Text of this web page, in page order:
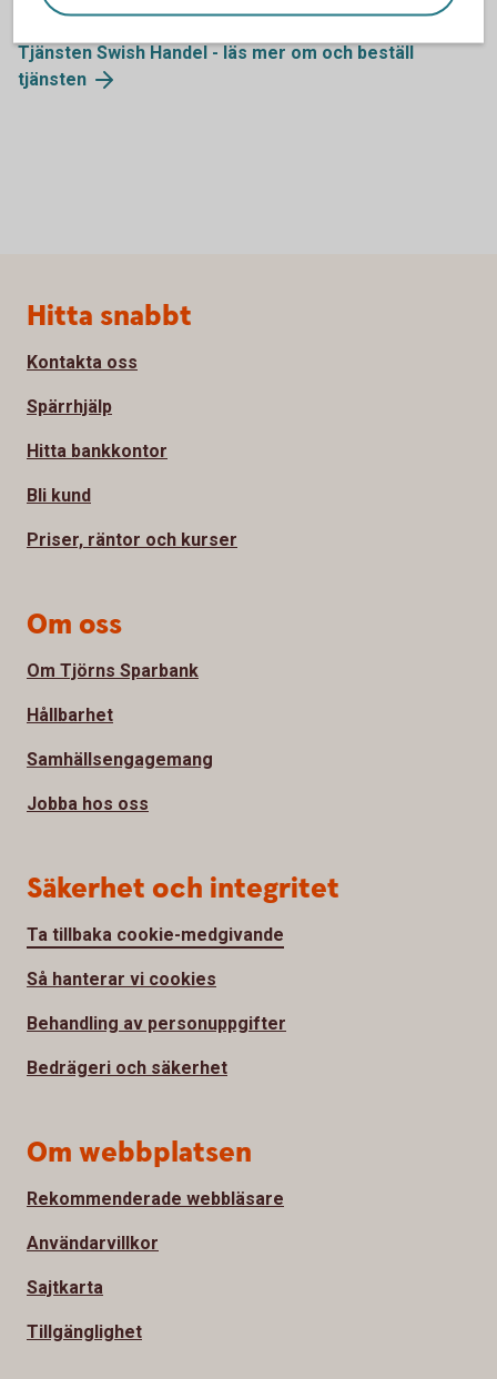
Tjänsten Swish Handel - läs mer om och beställ
tjänsten
Sidfot
Hitta snabbt
Kontakta oss
Spärrhjälp
Hitta bankkontor
Bli kund
Priser, räntor och kurser
Om oss
Om Tjörns Sparbank
Hållbarhet
Samhällsengagemang
Jobba hos oss
Säkerhet och integritet
Ta tillbaka cookie-medgivande
Så hanterar vi cookies
Behandling av personuppgifter
Bedrägeri och säkerhet
Om webbplatsen
Rekommenderade webbläsare
Användarvillkor
Sajtkarta
Tillgänglighet